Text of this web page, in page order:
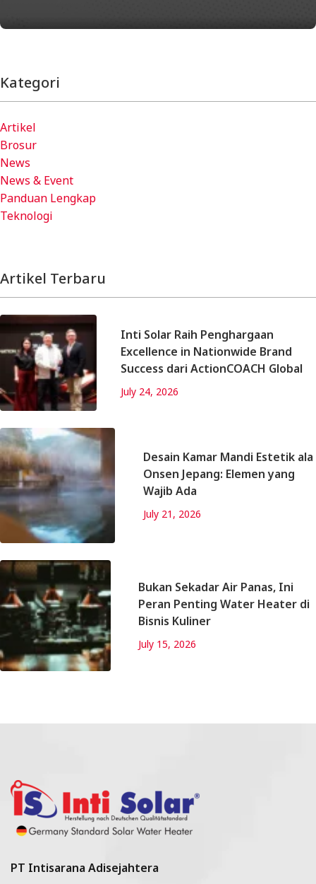
Kategori
Artikel
Brosur
News
News & Event
Panduan Lengkap
Teknologi
Artikel Terbaru
Inti Solar Raih Penghargaan
Excellence in Nationwide Brand
Success dari ActionCOACH Global
July 24, 2026
Desain Kamar Mandi Estetik ala
Onsen Jepang: Elemen yang
Wajib Ada
July 21, 2026
Bukan Sekadar Air Panas, Ini
Peran Penting Water Heater di
Bisnis Kuliner
July 15, 2026
PT Intisarana Adisejahtera